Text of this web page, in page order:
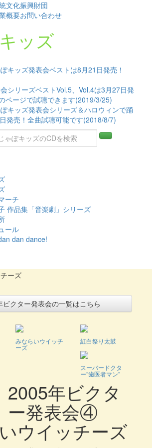
文化振興財団
概要お問い合わせ
ッズ
キッズ発表会ベストは8月21日発売！
シリーズベストVol.5、Vol.4は3月27日発
ページで試聴できます(2019/3/25)
キッズ発表会シリーズ＆ハロウィンで踊
発売！全曲試聴可能です(2018/8/7)
ーチ
作品集「音楽劇」シリーズ
ール
dan dance!
ビクター発表会の一覧はこちら
みならいウイッチ
ーズ
紅白祭り太鼓
スーバードクタ
ー”歯医者マン”
2005年ビクタ
ー発表会④
ウイッチーズ